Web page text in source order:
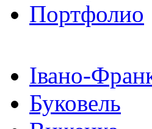
Портфолио
Івано-
Буковель